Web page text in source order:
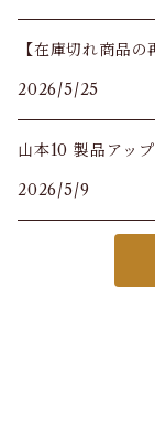
【在庫切れ商品の
2026/5/25
山本10 製品アッ
2026/5/9